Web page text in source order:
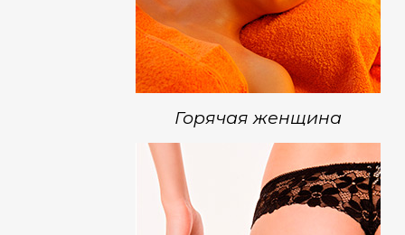
Горячая женщина